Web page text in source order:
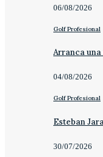
06/08/2026
Golf Profesional
Arranca
04/08/2026
Golf Profesional
Esteban
30/07/2026